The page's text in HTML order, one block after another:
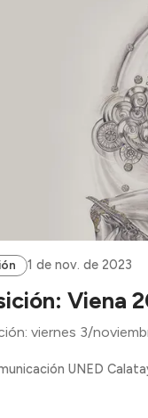
1 de nov. de 2023
Viena
viernes 3/
UNED